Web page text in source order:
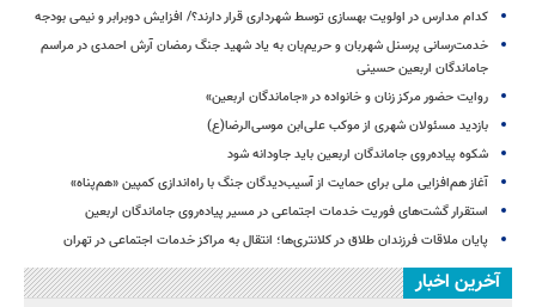
کدام مدارس در اولویت بهسازی توسط شهرداری قرار دارند؟/ افزایش دوبرابر و نیمی بودجه
خدمت‌رسانی پرسنل شهربان و حریم‌بان به یاد شهید جنگ رمضان آرش احمدی در مراسم
جاماندگان اربعین حسینی
روایت حضور مرکز زنان و خانواده در «جاماندگان اربعین»
بازدید مسئولان شهری از موکب علی‌ابن موسی‌الرضا(ع)
شکوه پیاده‌روی جاماندگان اربعین باید جاودانه شود
آغاز هم‌افزایی ملی برای حمایت از آسیب‌دیدگان جنگ با راه‌اندازی کمپین «هم‌پناه»
استقرار گشت‌های فوریت خدمات اجتماعی در مسیر پیاده‌روی جاماندگان اربعین
پایان ملاقات فرزندان طلاق در کلانتری‌ها؛ انتقال به مراکز خدمات اجتماعی در تهران
آخرین اخبار